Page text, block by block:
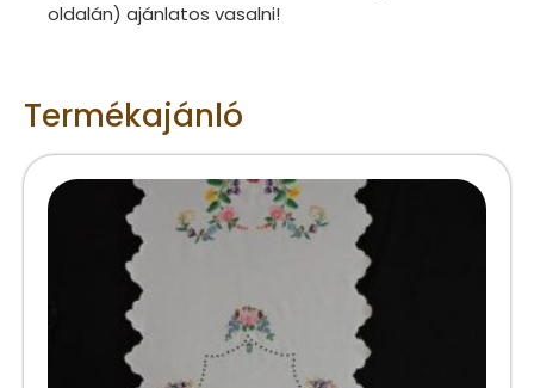
oldalán) ajánlatos vasalni!
Termékajánló